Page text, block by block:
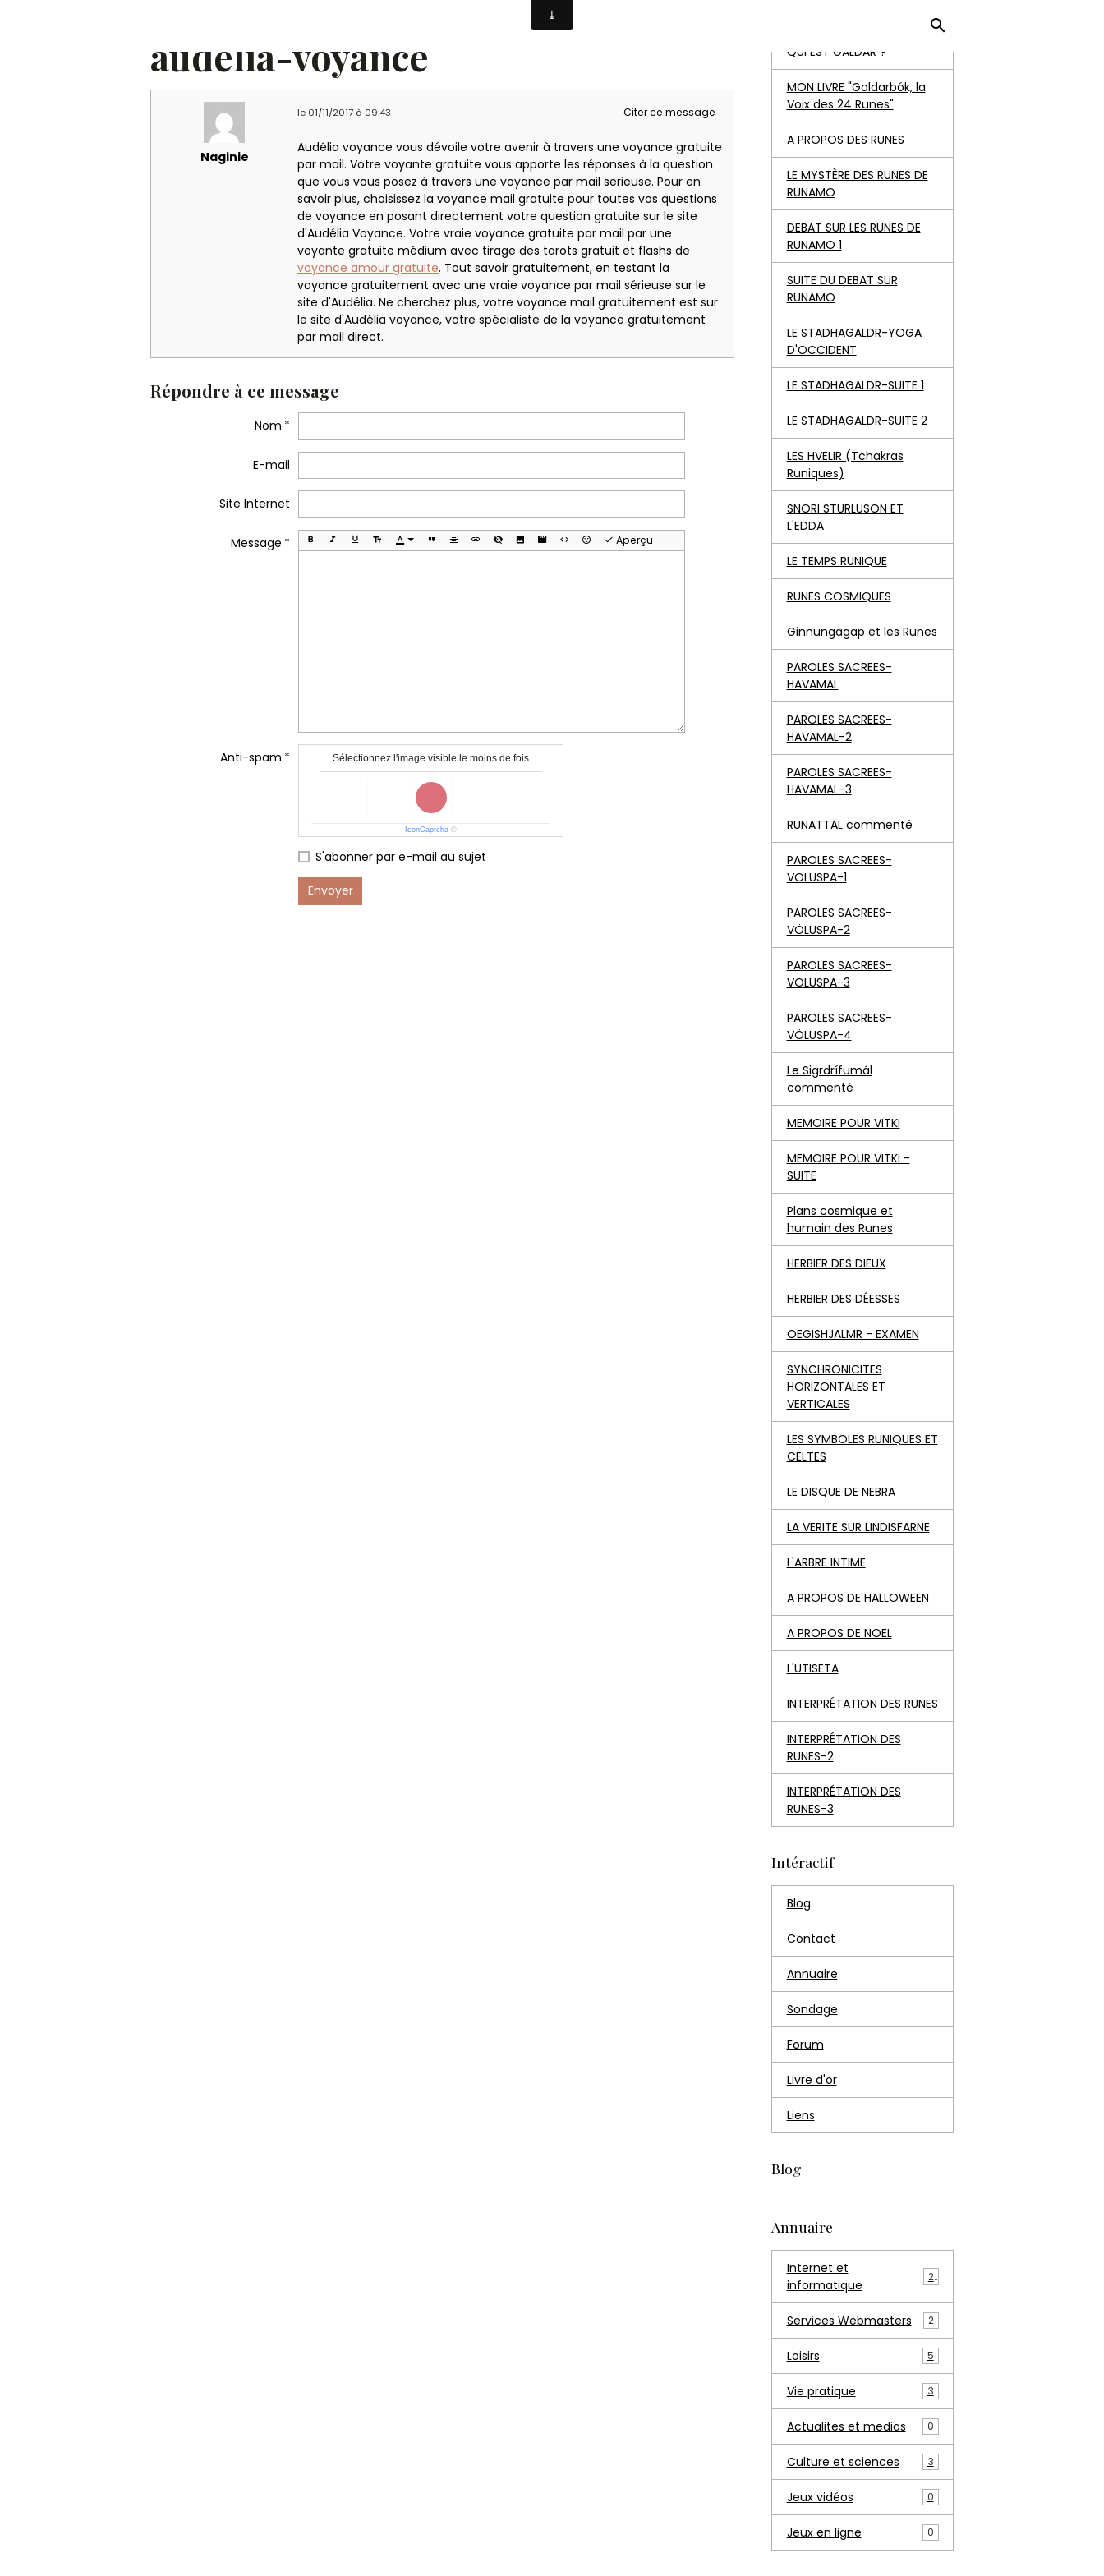
audelia-voyance
Naginie
le 01/11/2017 à 09:43 Citer ce message
Audélia voyance vous dévoile votre avenir à travers une voyance gratuite
par mail. Votre voyante gratuite vous apporte les réponses à la question
que vous vous posez à travers une voyance par mail serieuse. Pour en
savoir plus, choisissez la voyance mail gratuite pour toutes vos questions
de voyance en posant directement votre question gratuite sur le site
d'Audélia Voyance. Votre vraie voyance gratuite par mail par une
voyante gratuite médium avec tirage des tarots gratuit et flashs de
voyance amour gratuite. Tout savoir gratuitement, en testant la
voyance gratuitement avec une vraie voyance par mail sérieuse sur le
site d'Audélia. Ne cherchez plus, votre voyance mail gratuitement est sur
le site d'Audélia voyance, votre spécialiste de la voyance gratuitement
par mail direct.
Répondre à ce message
Nom
E-mail
Site Internet
Message Aperçu
Anti-spam Sélectionnez l'image visible le moins de fois
IconCaptcha ©
S'abonner par e-mail au sujet
Envoyer
QUI EST GALDAR ?
MON LIVRE "Galdarbók, la
Voix des 24 Runes"
A PROPOS DES RUNES
LE MYSTÈRE DES RUNES DE
RUNAMO
DEBAT SUR LES RUNES DE
RUNAMO 1
SUITE DU DEBAT SUR
RUNAMO
LE STADHAGALDR-YOGA
D'OCCIDENT
LE STADHAGALDR-SUITE 1
LE STADHAGALDR-SUITE 2
LES HVELIR (Tchakras
Runiques)
SNORI STURLUSON ET
L'EDDA
LE TEMPS RUNIQUE
RUNES COSMIQUES
Ginnungagap et les Runes
PAROLES SACREES-
HAVAMAL
PAROLES SACREES-
HAVAMAL-2
PAROLES SACREES-
HAVAMAL-3
RUNATTAL commenté
PAROLES SACREES-
VÖLUSPA-1
PAROLES SACREES-
VÖLUSPA-2
PAROLES SACREES-
VÖLUSPA-3
PAROLES SACREES-
VÖLUSPA-4
Le Sigrdrífumál
commenté
MEMOIRE POUR VITKI
MEMOIRE POUR VITKI -
SUITE
Plans cosmique et
humain des Runes
HERBIER DES DIEUX
HERBIER DES DÉESSES
OEGISHJALMR - EXAMEN
SYNCHRONICITES
HORIZONTALES ET
VERTICALES
LES SYMBOLES RUNIQUES ET
CELTES
LE DISQUE DE NEBRA
LA VERITE SUR LINDISFARNE
L'ARBRE INTIME
A PROPOS DE HALLOWEEN
A PROPOS DE NOEL
L'UTISETA
INTERPRÉTATION DES RUNES
INTERPRÉTATION DES
RUNES-2
INTERPRÉTATION DES
RUNES-3
Intéractif
Blog
Contact
Annuaire
Sondage
Forum
Livre d'or
Liens
Blog
Annuaire
Internet et
informatique
2
Services Webmasters 2
Loisirs 5
Vie pratique 3
Actualites et medias 0
Culture et sciences 3
Jeux vidéos 0
Jeux en ligne 0